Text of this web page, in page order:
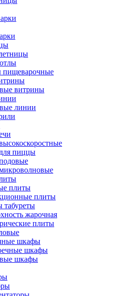
пищеварочные
витрины
линии
пиццы
плиты
плиты
табуреты
жарочная
плиты
шкафы
шкафы
шкафы